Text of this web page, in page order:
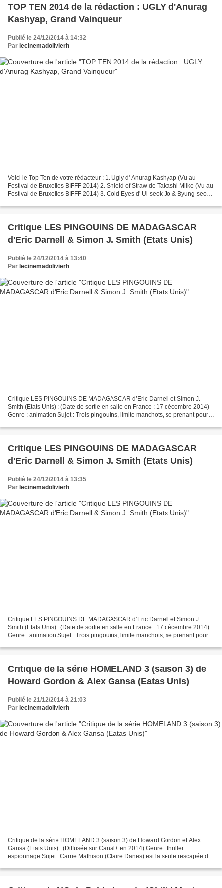
TOP TEN 2014 de la rédaction : UGLY d'Anurag
Kashyap, Grand Vainqueur
Publié le 24/12/2014 à 14:32
Par lecinemadolivierh
Voici le Top Ten de votre rédacteur : 1. Ugly d' Anurag Kashyap (Vu au
Festival de Bruxelles BIFFF 2014) 2. Shield of Straw de Takashi Miike (Vu au
Festival de Bruxelles BIFFF 2014) 3. Cold Eyes d' Ui-seok Jo & Byung-seo
Critique LES PINGOUINS DE MADAGASCAR
d'Eric Darnell & Simon J. Smith (Etats Unis)
Publié le 24/12/2014 à 13:40
Par lecinemadolivierh
Critique LES PINGOUINS DE MADAGASCAR d’Eric Darnell et Simon J.
Smith (Etats Unis) : (Date de sortie en salle en France : 17 décembre 2014)
Genre : animation Sujet : Trois pingouins, limite manchots, se prenant pour
Critique LES PINGOUINS DE MADAGASCAR
d'Eric Darnell & Simon J. Smith (Etats Unis)
Publié le 24/12/2014 à 13:35
Par lecinemadolivierh
Critique LES PINGOUINS DE MADAGASCAR d’Eric Darnell et Simon J.
Smith (Etats Unis) : (Date de sortie en salle en France : 17 décembre 2014)
Genre : animation Sujet : Trois pingouins, limite manchots, se prenant pour
Critique de la série HOMELAND 3 (saison 3) de
Howard Gordon & Alex Gansa (Eatas Unis)
Publié le 21/12/2014 à 21:03
Par lecinemadolivierh
Critique de la série HOMELAND 3 (saison 3) de Howard Gordon et Alex
Gansa (Etats Unis) : (Diffusée sur Canal+ en 2014) Genre : thriller
espionnage Sujet : Carrie Mathison (Claire Danes) est la seule rescapée de